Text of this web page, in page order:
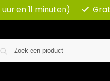
en 11 minuten)